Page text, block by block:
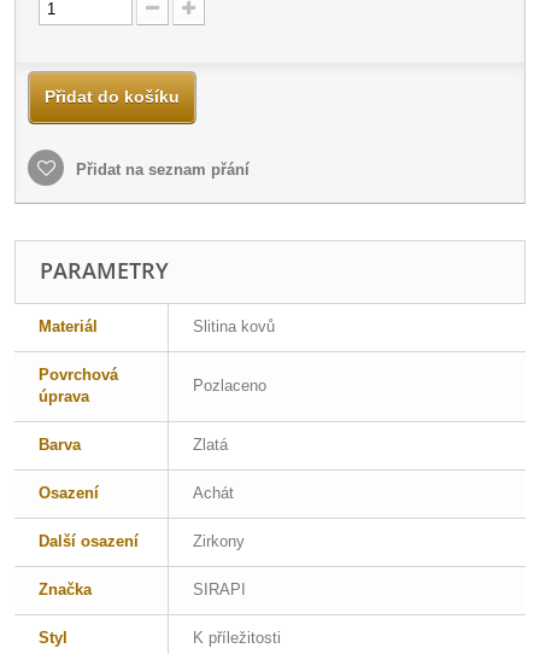
Přidat do košíku
Přidat na seznam přání
PARAMETRY
Materiál Slitina kovů
Povrchová
úprava
Pozlaceno
Barva Zlatá
Osazení Achát
Další osazení Zirkony
Značka SIRAPI
Styl K příležitosti